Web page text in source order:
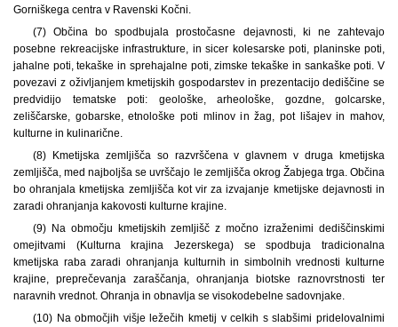
Gorniškega centra v Ravenski Kočni.
(7) Občina bo spodbujala prostočasne dejavnosti, ki ne zahtevajo
posebne rekreacijske infrastrukture, in sicer kolesarske poti, planinske poti,
jahalne poti, tekaške in sprehajalne poti, zimske tekaške in sankaške poti. V
povezavi z oživljanjem kmetijskih gospodarstev in prezentacijo dediščine se
predvidijo tematske poti: geološke, arheološke, gozdne, golcarske,
zeliščarske, gobarske, etnološke poti mlinov in žag, pot lišajev in mahov,
kulturne in kulinarične.
(8) Kmetijska zemljišča so razvrščena v glavnem v druga kmetijska
zemljišča, med najboljša se uvrščajo le zemljišča okrog Žabjega trga. Občina
bo ohranjala kmetijska zemljišča kot vir za izvajanje kmetijske dejavnosti in
zaradi ohranjanja kakovosti kulturne krajine.
(9) Na območju kmetijskih zemljišč z močno izraženimi dediščinskimi
omejitvami (Kulturna krajina Jezerskega) se spodbuja tradicionalna
kmetijska raba zaradi ohranjanja kulturnih in simbolnih vrednosti kulturne
krajine, preprečevanja zaraščanja, ohranjanja biotske raznovrstnosti ter
naravnih vrednot. Ohranja in obnavlja se visokodebelne sadovnjake.
(10) Na območjih višje ležečih kmetij v celkih s slabšimi pridelovalnimi